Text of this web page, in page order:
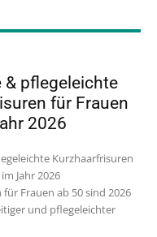
& pflegeleichte
für Frauen
2026
Kurzhaarfrisuren
Jahr 2026
Frauen ab 50 sind 2026
und pflegeleichter